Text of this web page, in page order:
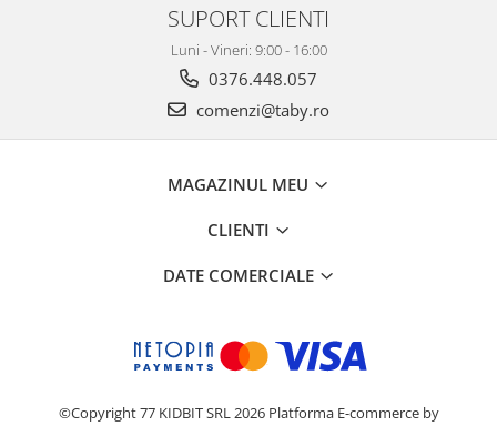
SUPORT CLIENTI
Luni - Vineri: 9:00 - 16:00
0376.448.057
comenzi@taby.ro
MAGAZINUL MEU
CLIENTI
DATE COMERCIALE
©Copyright 77 KIDBIT SRL 2026 Platforma E-commerce by